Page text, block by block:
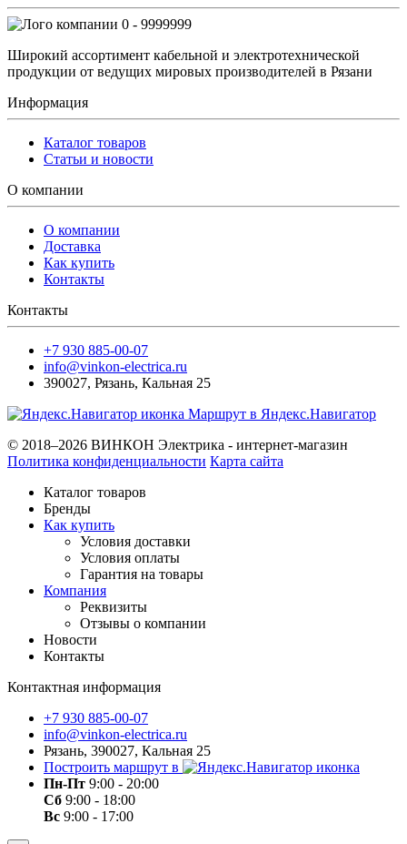
0 - 9999999
Широкий ассортимент кабельной и электротехнической
продукции от ведущих мировых производителей в Рязани
Информация
Каталог товаров
Статьи и новости
О компании
О компании
Доставка
Как купить
Контакты
Контакты
+7 930 885-00-07
info@vinkon-electrica.ru
390027, Рязань, Кальная 25
Маршрут в Яндекс.Навигатор
© 2018–2026 ВИНКОН Электрика - интернет-магазин
Политика конфиденциальности Карта сайта
Каталог товаров
Бренды
Как купить
Условия доставки
Условия оплаты
Гарантия на товары
Компания
Реквизиты
Отзывы о компании
Новости
Контакты
Контактная информация
+7 930 885-00-07
info@vinkon-electrica.ru
Рязань, 390027, Кальная 25
Построить маршрут в
Пн-Пт 9:00 - 20:00
Сб 9:00 - 18:00
Вс 9:00 - 17:00